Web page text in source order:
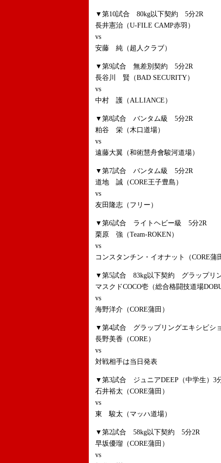
▼第10試合 80kg以下契約 5分2R
長井憲治（U-FILE CAMP赤羽）
vs
安藤 純（超人クラブ）
▼第9試合 無差別契約 5分2R
長谷川 賢（BAD SECURITY）
vs
中村 護（ALLIANCE）
▼第8試合 バンタム級 5分2R
粕谷 栄（木口道場）
vs
遠藤大翼（和術慧舟會駿河道場）
▼第7試合 バンタム級 5分2R
道地 誠（CORE王子豊島）
vs
友田隆志（フリー）
▼第6試合 ライトヘビー級 5分2R
栗原 強（Team-ROKEN）
vs
コンスタンチン・イオナット（CORE蒲
▼第5試合 83kg以下契約 グラップリ
マスクドCOCO壱（総合格闘技道場
vs
海野洋介（CORE蒲田）
▼第4試合 グラップリングエキシビシ
長野美香（CORE）
vs
対戦相手は当日発表
▼第3試合 ジュニアDEEP（中学生）3
石井裕太（CORE蒲田）
vs
東 駿太（マッハ道場）
▼第2試合 58kg以下契約 5分2R
早坂優瑠（CORE蒲田）
vs